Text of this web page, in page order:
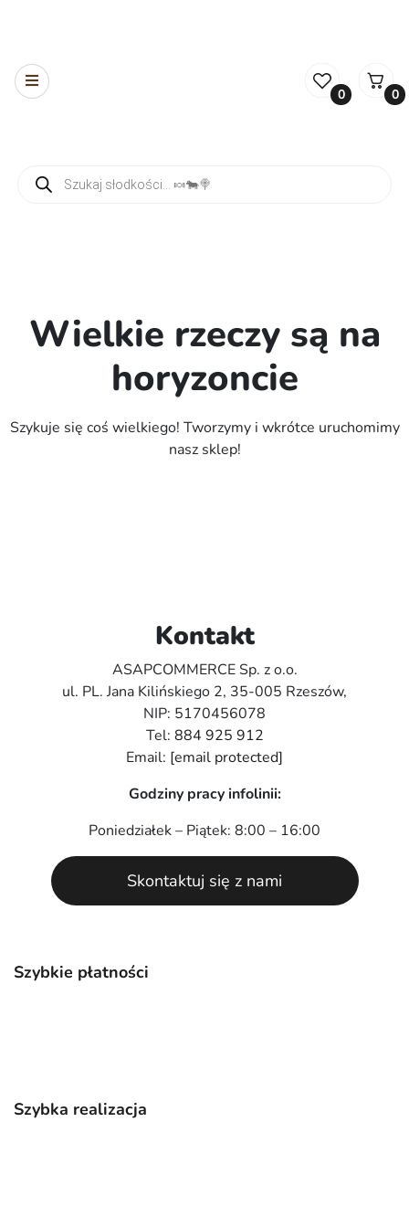
0 0
Wielkie rzeczy są na
horyzoncie
Szykuje się coś wielkiego! Tworzymy i wkrótce uruchomimy
nasz sklep!
Szybkie płatności
Szybka realizacja
Kontakt
ASAPCOMMERCE Sp. z o.o.
ul. PL. Jana Kilińskiego 2, 35-005 Rzeszów,
NIP: 5170456078
Tel: 884 925 912
Email: [email protected]
Godziny pracy infolinii:
Poniedziałek – Piątek: 8:00 – 16:00
Skontaktuj się z nami